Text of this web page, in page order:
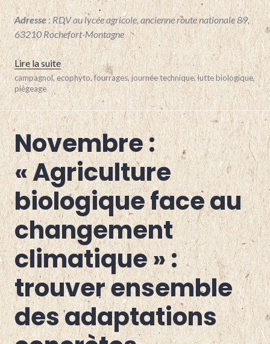
Adresse: RDV au lycée agricole, ancienne route nationale 89,
63210 Rochefort-Montagne
Lire la suite« Avril : Journée Technique « Gestion du
15
mars
2024
campagnol, ecophyto,fourrages,journée technique,lutte biologique,
piègeage
AIN,
ARBORICULTURE ,
BOVINS
LAIT
BOVINS
VIANDE
CAPRINS
GRANDES
CULTURES,
HAUTE-
SAVOIE,
ISERE,
MARAÎCHAGE,
PETITS
FRUITS,
POLYÉLEVAGE,
PORCS,
SAVOIE,
VITICULTURE,
Novembre :
« Agriculture
biologique face au
changement
climatique » :
trouver ensemble
des adaptations